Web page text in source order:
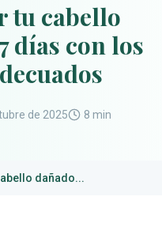
tu cabello
días con los
de 2025 8 min
dañado...